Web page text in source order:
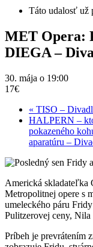
Táto udalosť už
MET Opera:
DIEGA –
30. mája o 19:00
17€
« TISO –
HALPERN –
pokazeného
aparatúru –
Americká skladateľka
Metropolitnej opere s
umeleckého páru
Pulitzerovej ceny, Nila
Príbeh je prevrátením